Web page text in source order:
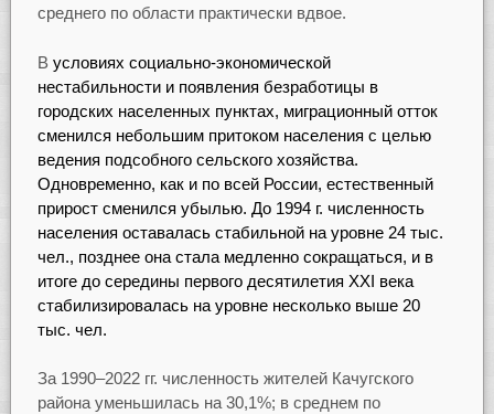
среднего по области практически вдвое.
В условиях социально-экономической
нестабильности и появления безработицы в
городских населенных пунктах, миграционный отток
сменился небольшим притоком населения с целью
ведения подсобного сельского хозяйства.
Одновременно, как и по всей России, естественный
прирост сменился убылью. До 1994 г. численность
населения оставалась стабильной на уровне 24 тыс.
чел., позднее она стала медленно сокращаться, и в
итоге до середины первого десятилетия XXI века
стабилизировалась на уровне несколько выше 20
тыс. чел.
За 1990–2022 гг. численность жителей Качугского
района уменьшилась на 30,1%; в среднем по